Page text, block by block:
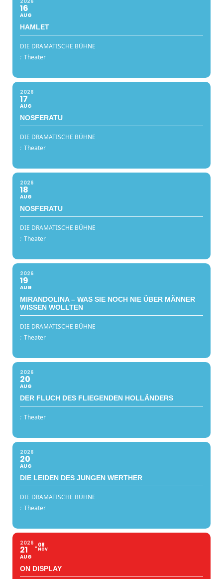
16
AUG
HAMLET
DIE DRAMATISCHE BÜHNE
: Theater
2026
17
AUG
NOSFERATU
DIE DRAMATISCHE BÜHNE
: Theater
2026
18
AUG
NOSFERATU
DIE DRAMATISCHE BÜHNE
: Theater
2026
19
AUG
MIRANDOLINA – WAS SIE NOCH NIE ÜBER MÄNNER
WISSEN WOLLTEN
DIE DRAMATISCHE BÜHNE
: Theater
2026
20
AUG
DER FLUCH DES FLIEGENDEN HOLLÄNDERS
: Theater
2026
20
AUG
DIE LEIDEN DES JUNGEN WERTHER
DIE DRAMATISCHE BÜHNE
: Theater
2026
21
AUG
08
NOV
ON DISPLAY